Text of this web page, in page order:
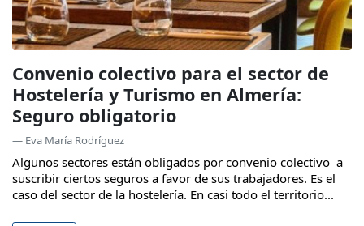
Convenio colectivo para el sector de
Hostelería y Turismo en Almería:
Seguro obligatorio
— Eva María Rodríguez
Algunos sectores están obligados por convenio colectivo a
suscribir ciertos seguros a favor de sus trabajadores. Es el
caso del sector de la hostelería. En casi todo el territorio...